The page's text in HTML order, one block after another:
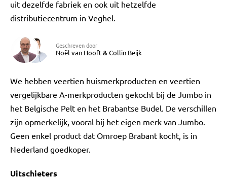
uit dezelfde fabriek en ook uit hetzelfde
distributiecentrum in Veghel.
Geschreven door
Noël van Hooft&Collin Beijk
We hebben veertien huismerkproducten en veertien
vergelijkbare A-merkproducten gekocht bij de Jumbo in
het Belgische Pelt en het Brabantse Budel. De verschillen
zijn opmerkelijk, vooral bij het eigen merk van Jumbo.
Geen enkel product dat Omroep Brabant kocht, is in
Nederland goedkoper.
Uitschieters